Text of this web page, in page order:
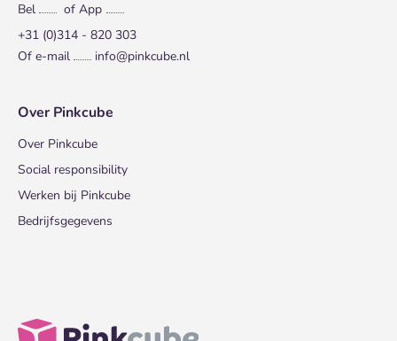
Bel
of App
+31 (0)314 - 820 303
Of e-mail
info@pinkcube.nl
Over Pinkcube
Over Pinkcube
Social responsibility
Werken bij Pinkcube
Bedrijfsgegevens